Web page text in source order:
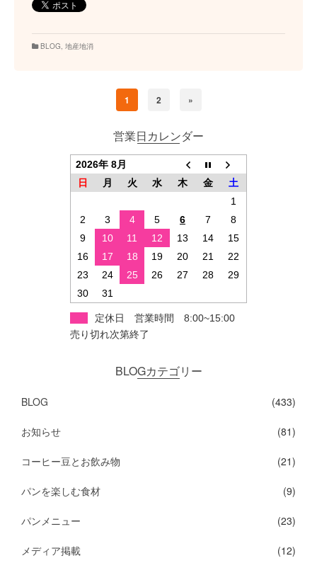
BLOG, 地産地消
1 2 »
営業日カレンダー
2026年 8月
日
月 火 水 木 金
土
1
2
3 4 5 6 7
8
9
10 11 12 13 14
15
16
17 18 19 20 21
22
23
24 25 26 27 28
29
30
31
定休日 営業時間 8:00~15:00
売り切れ次第終了
BLOGカテゴリー
BLOG (433)
お知らせ (81)
コーヒー豆とお飲み物 (21)
パンを楽しむ食材 (9)
パンメニュー (23)
メディア掲載 (12)